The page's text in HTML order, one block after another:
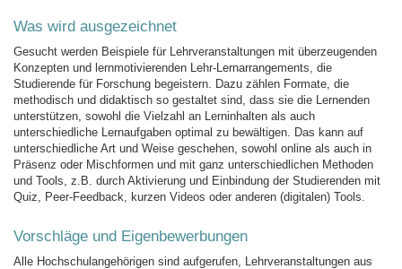
Was wird ausgezeichnet
Gesucht werden Beispiele für Lehrveranstaltungen mit überzeugenden
Konzepten und lernmotivierenden Lehr-Lernarrangements, die
Studierende für Forschung begeistern. Dazu zählen Formate, die
methodisch und didaktisch so gestaltet sind, dass sie die Lernenden
unterstützen, sowohl die Vielzahl an Lerninhalten als auch
unterschiedliche Lernaufgaben optimal zu bewältigen. Das kann auf
unterschiedliche Art und Weise geschehen, sowohl online als auch in
Präsenz oder Mischformen und mit ganz unterschiedlichen Methoden
und Tools, z.B. durch Aktivierung und Einbindung der Studierenden mit
Quiz, Peer-Feedback, kurzen Videos oder anderen (digitalen) Tools.
Vorschläge und Eigenbewerbungen
Alle Hochschulangehörigen sind aufgerufen, Lehrveranstaltungen aus